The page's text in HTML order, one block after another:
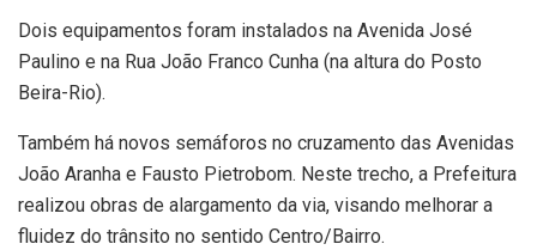
Dois equipamentos foram instalados na Avenida José
Paulino e na Rua João Franco Cunha (na altura do Posto
Beira-Rio).
Também há novos semáforos no cruzamento das Avenidas
João Aranha e Fausto Pietrobom. Neste trecho, a Prefeitura
realizou obras de alargamento da via, visando melhorar a
fluidez do trânsito no sentido Centro/Bairro.